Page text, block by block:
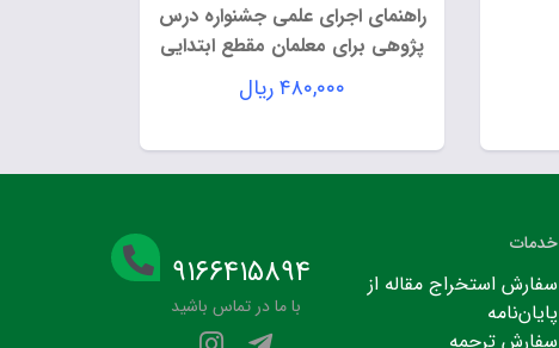
راهنمای اجرای علمی جشنواره درس
پژوهی برای معلمان مقطع ابتدایی
۴۸۰,۰۰۰ریال
خدمات
سفارش استخراج مقاله از
پایان‌نامه
سفارش ترجمه
۹۱۶۶۴۱۵۸۹۴
با ما در تماس باشید